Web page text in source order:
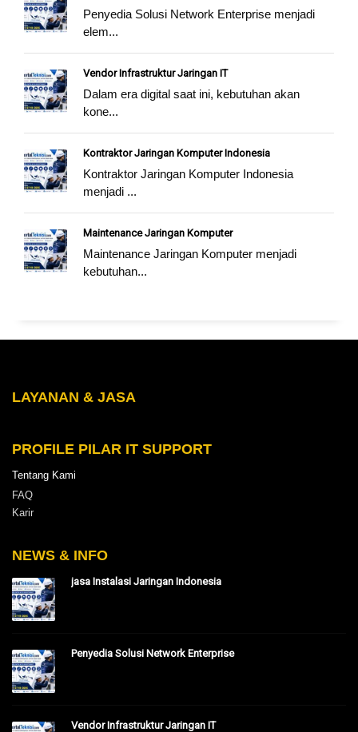
Penyedia Solusi Network Enterprise menjadi
elem...
Vendor Infrastruktur Jaringan IT
Dalam era digital saat ini, kebutuhan akan
kone...
Kontraktor Jaringan Komputer Indonesia
Kontraktor Jaringan Komputer Indonesia
menjadi ...
Maintenance Jaringan Komputer
Maintenance Jaringan Komputer menjadi
kebutuhan...
LAYANAN & JASA
PROFILE PILAR IT SUPPORT
Tentang Kami
FAQ
Karir
NEWS & INFO
jasa Instalasi Jaringan Indonesia
Penyedia Solusi Network Enterprise
Vendor Infrastruktur Jaringan IT